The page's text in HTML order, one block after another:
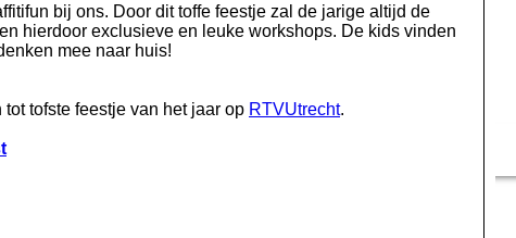
bij ons. Door dit toffe feestje zal de jarige altijd de
hierdoor exclusieve en leuke workshops. De kids vinden
mee naar huis!
tofste feestje van het jaar op RTVUtrecht.